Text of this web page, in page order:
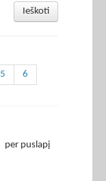
Ieškoti
5
6
per puslapį